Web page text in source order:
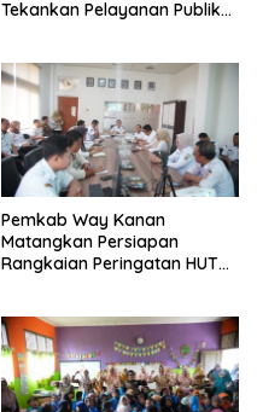
Tekankan Pelayanan Publik
Pemkab Way Kanan
Matangkan Persiapan
Rangkaian Peringatan HUT